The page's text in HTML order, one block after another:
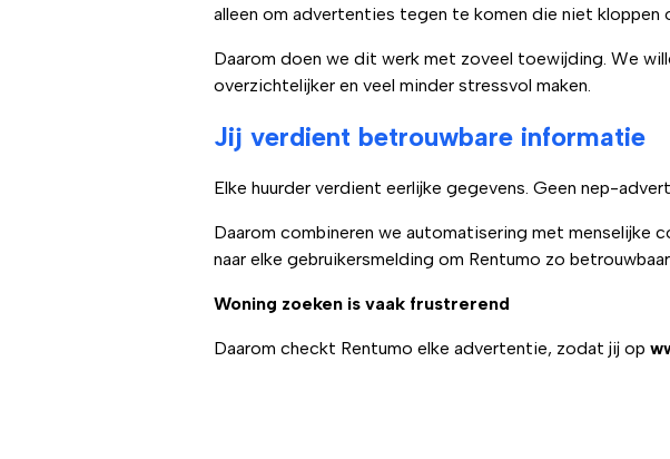
alleen om advertenties tegen te komen die niet kloppen
Daarom doen we dit werk met zoveel toewijding. We
overzichtelijker en veel minder stressvol maken.
Jij verdient betrouwbare informatie
Elke huurder verdient eerlijke gegevens. Geen nep-
Daarom combineren we automatisering met menselijke
naar elke gebruikersmelding om Rentumo zo
Woning zoeken is vaak frustrerend
Daarom checkt Rentumo elke advertentie, zodat jij op